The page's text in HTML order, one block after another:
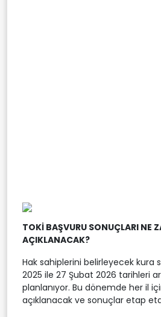
TOKİ BAŞVURU SONUÇLARI NE
AÇIKLANACAK?
Hak sahiplerini belirleyecek kura
2025 ile 27 Şubat 2026 tarihleri
planlanıyor. Bu dönemde her il
açıklanacak ve sonuçlar etap